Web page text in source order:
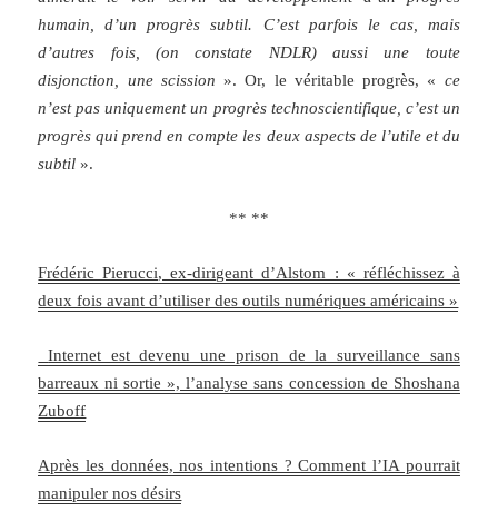
humain, d’un progrès subtil. C’est parfois le cas, mais
d’autres fois, (on constate NDLR) aussi une toute
disjonction, une scission ». Or, le véritable progrès, « ce
n’est pas uniquement un progrès technoscientifique, c’est un
progrès qui prend en compte les deux aspects de l’utile et du
subtil ».
** **
Frédéric Pierucci, ex-dirigeant d’Alstom : « réfléchissez à
deux fois avant d’utiliser des outils numériques américains »
Internet est devenu une prison de la surveillance sans
barreaux ni sortie », l’analyse sans concession de Shoshana
Zuboff
Après les données, nos intentions ? Comment l’IA pourrait
manipuler nos désirs